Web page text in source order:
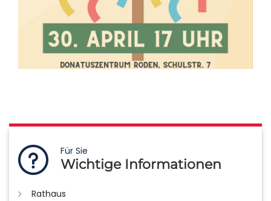
Für Sie
Wichtige Informationen
Rathaus